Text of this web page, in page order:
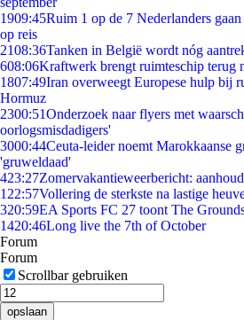
1909:45Ruim 1 op de 7 Nederlanders
op reis
2108:36Tanken in België wordt nóg
608:06Kraftwerk brengt ruimteschip terug
1807:49Iran overweegt Europese hulp bij
Hormuz
2300:51Onderzoek naar flyers met
oorlogsmisdadigers'
3000:44Ceuta-leider noemt Marokkaanse
'gruweldaad'
423:27Zomervakantieweerbericht:
1 22:57Vollering de sterkste na lastige
320:59EA Sports FC 27 toont The
1420:46Long live the 7th of October
Forum
Forum
Scrollbar gebruiken
opslaan